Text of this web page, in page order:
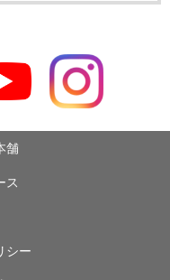
舗
ス
シー